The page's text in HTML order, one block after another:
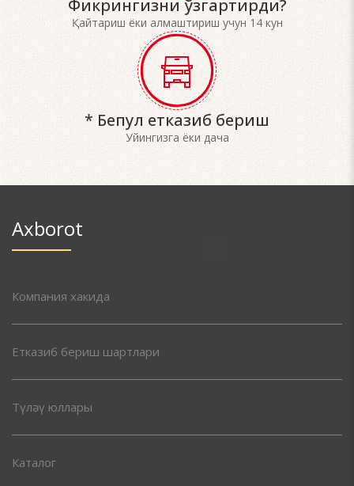
Фикрингизни ўзгартирди?
Қайтариш ёки алмаштириш учун 14 кун
* Бепул етказиб бериш
Уйингизга ёки дача
Axborot
Компания хакида
Етказиб бериш шартлари
Түләү юллары
Каталог